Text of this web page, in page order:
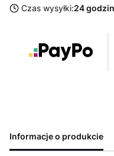
Czas wysyłki:24
Informacje o produkcie